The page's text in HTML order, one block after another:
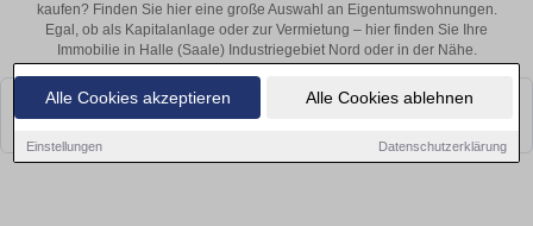
Alle Cookies akzeptieren Alle Cookies ablehnen
Einstellungen Datenschutzerklärung
kaufen? Finden Sie hier eine große Auswahl an Eigentumswohnungen.
Egal, ob als Kapitalanlage oder zur Vermietung – hier finden Sie Ihre
Immobilie in Halle (Saale) Industriegebiet Nord oder in der Nähe.
Leider konnten wir derzeit keine passenden Objekte finden. Schauen Sie